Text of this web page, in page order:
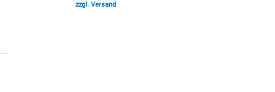
zzgl. Versand